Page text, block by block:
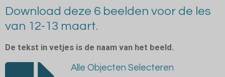
Download deze 6 beelden voor de les
van 12-13 maart.
De tekst in vetjes is de naam van het beeld.
Alle Objecten Selecteren